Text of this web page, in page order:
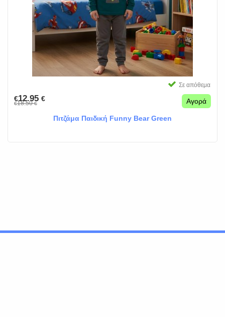
Σε απόθεμα
€12.95 €
€18.50€ Αγορά
Πιτζάμα Παιδική Funny Bear Green